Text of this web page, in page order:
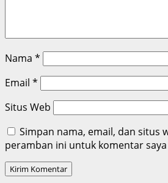
Nama *
Email *
Situs Web
Simpan nama, email, dan situs
peramban ini untuk komentar